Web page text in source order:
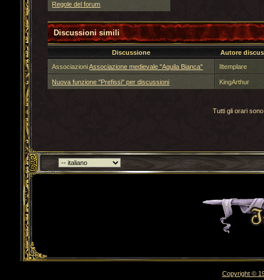
Regole del forum
Discussioni simili
Discussione
Autore
AssociazioniAssociazione medievale "Aquila Bianca" Iltemplare
Nuova funzione "Prefissi" per discussioni KingArthur
Tutti gli orari
Torna indietro
Copyright ©